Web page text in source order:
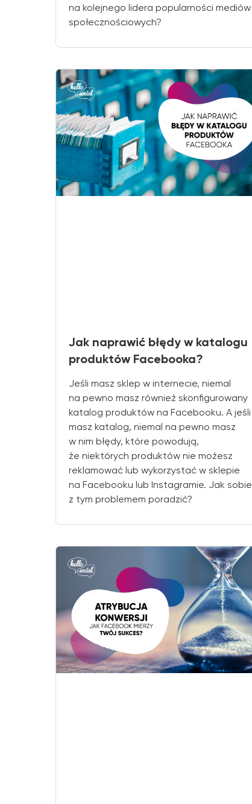
na kolejnego lidera popularności mediów
społecznościowych?
Jak naprawić błędy w katalogu
produktów Facebooka?
Jeśli masz sklep w internecie, niemal
na pewno masz również skonfigurowany
katalog produktów na Facebooku. A jeśli
masz katalog, niemal na pewno masz
w nim błędy, które powodują,
że niektórych produktów nie możesz
reklamować lub wykorzystać w sklepie
na Facebooku lub Instagramie. Jak sobie
z tym problemem poradzić?